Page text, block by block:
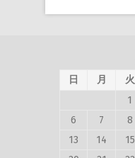
日
月 火
1
6
7 8
13
14 15